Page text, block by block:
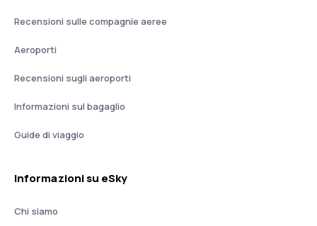
Recensioni sulle compagnie aeree
Aeroporti
Recensioni sugli aeroporti
Informazioni sul bagaglio
Guide di viaggio
Informazioni su eSky
Chi siamo